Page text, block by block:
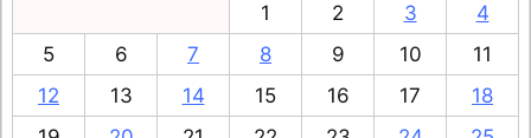
1
2 3
4
5
6 7 8 9 10
11
12
13 14 15 16 17
18